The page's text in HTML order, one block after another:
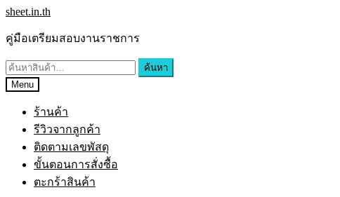
Skip
navigation
Skip
content
sheet.in.th
คู่มือเตรียมสอบงานราชการ
ค้นหา:
ค้นหา
Menu
ร้านค้า
รีวิวจากลูกค้า
ติดตามเลขพัสดุ
ขั้นตอนการสั่งซื้อ
ตะกร้าสินค้า